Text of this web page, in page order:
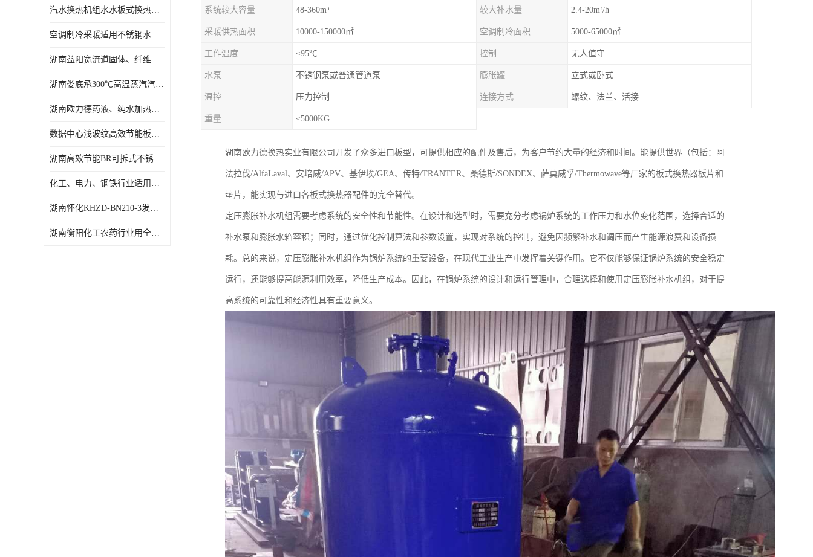
变频供水机组
汽水混合加热器
水处理设备
汽水换热机组水水板式换热机组板式热交换机组厂家专业定制
空调制冷采暖适用不锈钢水水汽水板式换热器
湖南益阳宽流道固体、纤维、浆状物质加热冷却冷凝蒸发板式换热器
湖南娄底承300℃高温蒸汽汽水二级换热器
湖南欧力德药液、纯水加热、冷却、蒸发及杀菌用卫生级板式换热器
数据中心浅波纹高效节能板式换热器
湖南高效节能BR可拆式不锈钢板式换热器厂家定制
化工、电力、钢铁行业适用冷却冷凝蒸发加热不锈钢可拆式板式换热器
湖南怀化KHZD-BN210-3发动机柴油冷却钎焊机板式热交换器
湖南衡阳化工农药行业用全焊接板式冷凝器专业定制
系统较大容量 48-360m³ 较大补水量 2.4-20m³/h
采暖供热面积 10000-150000㎡ 空调制冷面积 5000-65000㎡
工作温度 ≤95℃ 控制 无人值守
水泵 不锈钢泵或普通管道泵 膨胀罐 立式或卧式
温控 压力控制 连接方式 螺纹、法兰、活接
重量 ≤5000KG
湖南欧力德换热实业有限公司开发了众多进口板型，可提供相应的配件及售后，为客户节约大量的经济和时间。能提供世界（包括：阿
法拉伐/AlfaLaval、安培威/APV、基伊埃/GEA、传特/TRANTER、桑德斯/SONDEX、萨莫威孚/Thermowave等厂家的板式换热器板片和
垫片，能实现与进口各板式换热器配件的完全替代。
定压膨胀补水机组需要考虑系统的安全性和节能性。在设计和选型时，需要充分考虑锅炉系统的工作压力和水位变化范围，选择合适的
补水泵和膨胀水箱容积；同时，通过优化控制算法和参数设置，实现对系统的控制，避免因频繁补水和调压而产生能源浪费和设备损
耗。总的来说，定压膨胀补水机组作为锅炉系统的重要设备，在现代工业生产中发挥着关键作用。它不仅能够保证锅炉系统的安全稳定
运行，还能够提高能源利用效率，降低生产成本。因此，在锅炉系统的设计和运行管理中，合理选择和使用定压膨胀补水机组，对于提
高系统的可靠性和经济性具有重要意义。